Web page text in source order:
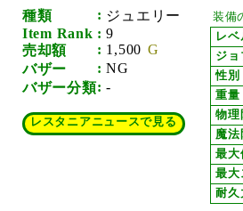
種類
ジュエリー
Item Rank
9
売却額
1,500
バザー
NG
バザー分類
-
レスタニアニュースで見る
装備
レベ
ジョ
性別
重量
物理
魔法
最大
最大
耐久